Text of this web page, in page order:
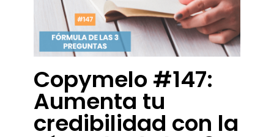
Copymelo #147:
Aumenta tu
credibilidad con la